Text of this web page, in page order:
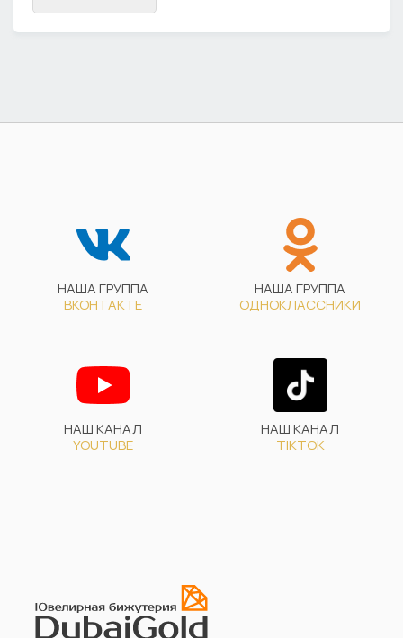
НАША ГРУППА
ВКОНТАКТЕ
НАША ГРУППА
ОДНОКЛАССНИКИ
НАШ КАНАЛ
YOUTUBE
НАШ КАНАЛ
TIKTOK